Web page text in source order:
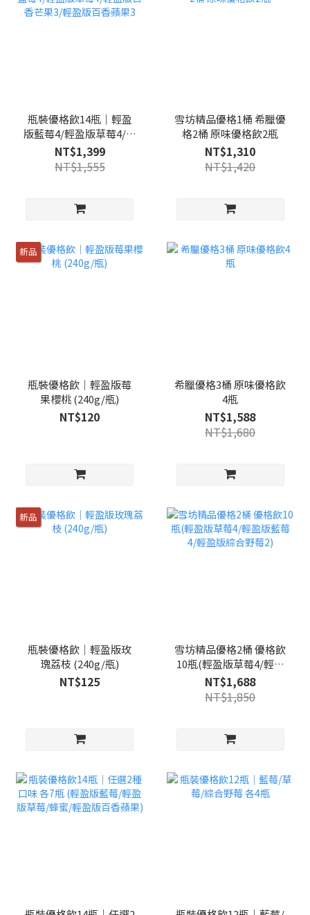
瓶裝優格飲14瓶｜輕盈
版藍莓4/輕盈版草莓4/輕
盈版百香芒果3/輕盈版百
香蘋果3
NT$1,399
NT$1,555
雪坊精品優格1桶 希臘優
格2桶 原味優格飲2瓶
NT$1,310
NT$1,420
新品
瓶裝優格飲｜輕盈版莓
果櫻桃 (240g/瓶)
NT$120
希臘優格3桶 原味優格飲
4瓶
NT$1,588
NT$1,680
新品
瓶裝優格飲｜輕盈版玫
瑰荔枝 (240g/瓶)
NT$125
雪坊精品優格2桶 優格飲
10瓶(輕盈版草莓4/輕盈
版藍莓4/輕盈版綜合野莓
2)
NT$1,688
NT$1,850